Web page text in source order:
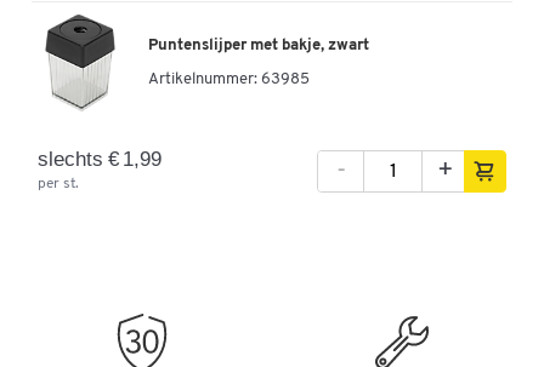
Puntenslijper met bakje, zwart
Artikelnummer: 63985
slechts € 1,99
per st.
- +